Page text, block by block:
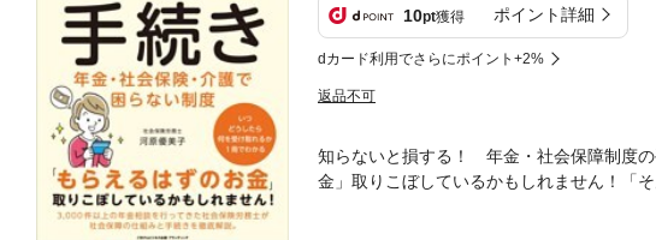
10pt獲得 ポイント詳細
dカード利用でさらにポイント+2%
返品不可
知らないと損する！ 年金・社会保障制度
金」取りこぼしているかもしれません！「
ば、〇〇万円も受け取れたのに！」これは